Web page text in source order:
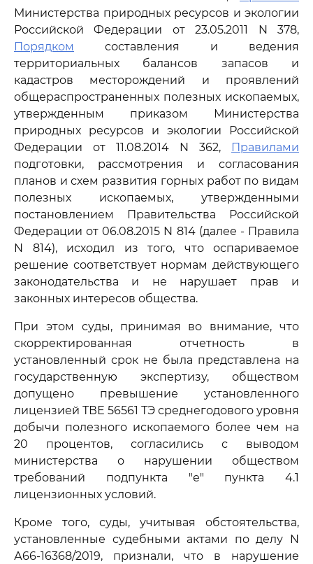
Министерства природных ресурсов и экологии
Российской Федерации от 23.05.2011 N 378,
Порядком
составления и ведения
территориальных балансов запасов и
кадастров месторождений и проявлений
общераспространенных полезных ископаемых,
утвержденным приказом Министерства
природных ресурсов и экологии Российской
Федерации от 11.08.2014 N 362,
Правилами
подготовки, рассмотрения и согласования
планов и схем развития горных работ по видам
полезных ископаемых, утвержденными
постановлением Правительства Российской
Федерации от 06.08.2015 N 814 (далее - Правила
N 814), исходил из того, что оспариваемое
решение соответствует нормам действующего
законодательства и не нарушает прав и
законных интересов общества.
При этом суды, принимая во внимание, что
скорректированная отчетность в
установленный срок не была представлена на
государственную экспертизу, обществом
допущено превышение установленного
лицензией ТВЕ 56561 ТЭ среднегодового уровня
добычи полезного ископаемого более чем на
20 процентов, согласились с выводом
министерства о нарушении обществом
требований подпункта "е" пункта 4.1
лицензионных условий.
Кроме того, суды, учитывая обстоятельства,
установленные судебными актами по делу N
А66-16368/2019, признали, что в нарушение